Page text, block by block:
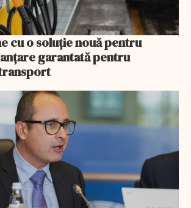
cu o soluție nouă pentru
garantată pentru